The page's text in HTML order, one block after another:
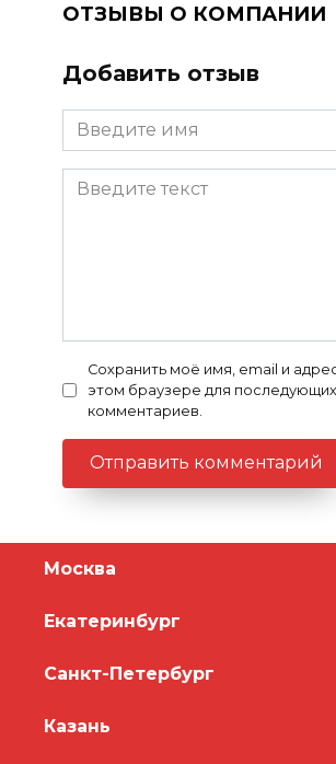
ОТЗЫВЫ О КОМПАНИИ
Добавить отзыв
Сохранить моё имя, email и
этом браузере для
комментариев.
Москва
Екатеринбург
Санкт-Петербург
Казань